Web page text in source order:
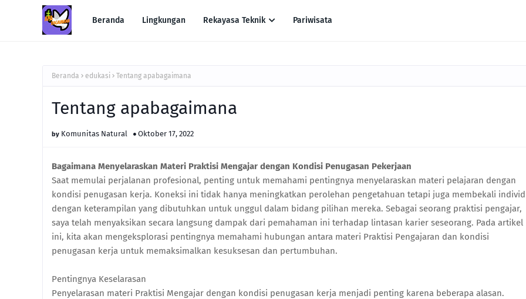
Beranda Lingkungan Rekayasa Teknik Pariwisata
Beranda edukasi Tentang apabagaimana
Tentang apabagaimana
Komunitas Natural Oktober 17, 2022
Bagaimana Menyelaraskan Materi Praktisi Mengajar dengan Kondisi Penugasan Pekerjaan
Saat memulai perjalanan profesional, penting untuk memahami pentingnya menyelaraskan materi pelajaran dengan
kondisi penugasan kerja. Koneksi ini tidak hanya meningkatkan perolehan pengetahuan tetapi juga membekali
dengan keterampilan yang dibutuhkan untuk unggul dalam bidang pilihan mereka. Sebagai seorang praktisi pengajar,
saya telah menyaksikan secara langsung dampak dari pemahaman ini terhadap lintasan karier seseorang. Pada artikel
ini, kita akan mengeksplorasi pentingnya memahami hubungan antara materi Praktisi Pengajaran dan kondisi
penugasan kerja untuk memaksimalkan kesuksesan dan pertumbuhan.
Pentingnya Keselarasan
Penyelarasan materi Praktisi Mengajar dengan kondisi penugasan kerja menjadi penting karena beberapa alasan.